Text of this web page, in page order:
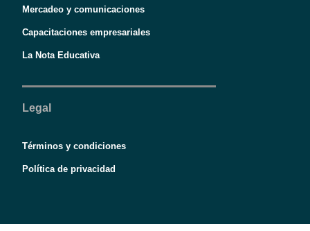
Mercadeo y comunicaciones
Capacitaciones empresariales
La Nota Educativa
Legal
Términos y condiciones
Política de privacidad